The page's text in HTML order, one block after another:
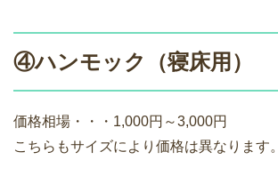
④ハンモック（寝床用）
価格相場・・・1,000円～3,000円
こちらもサイズにより価格は異なります。